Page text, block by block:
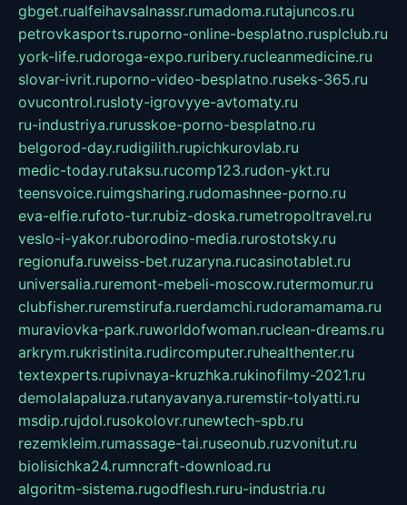
gbget.rualfeihavsalnassr.rumadoma.rutajuncos.ru
petrovkasports.ruporno-online-besplatno.rusplclub.ru
york-life.rudoroga-expo.ruribery.rucleanmedicine.ru
slovar-ivrit.ruporno-video-besplatno.ruseks-365.ru
ovucontrol.rusloty-igrovyye-avtomaty.ru
ru-industriya.rurusskoe-porno-besplatno.ru
belgorod-day.rudigilith.rupichkurovlab.ru
medic-today.rutaksu.rucomp123.rudon-ykt.ru
teensvoice.ruimgsharing.rudomashnee-porno.ru
eva-elfie.rufoto-tur.rubiz-doska.rumetropoltravel.ru
veslo-i-yakor.ruborodino-media.rurostotsky.ru
regionufa.ruweiss-bet.ruzaryna.rucasinotablet.ru
universalia.ruremont-mebeli-moscow.rutermomur.ru
clubfisher.ruremstirufa.ruerdamchi.rudoramamama.ru
muraviovka-park.ruworldofwoman.ruclean-dreams.ru
arkrym.rukristinita.rudircomputer.ruhealthenter.ru
textexperts.rupivnaya-kruzhka.rukinofilmy-2021.ru
demolalapaluza.rutanyavanya.ruremstir-tolyatti.ru
msdip.rujdol.rusokolovr.runewtech-spb.ru
rezemkleim.rumassage-tai.ruseonub.ruzvonitut.ru
biolisichka24.rumncraft-download.ru
algoritm-sistema.rugodflesh.ruru-industria.ru